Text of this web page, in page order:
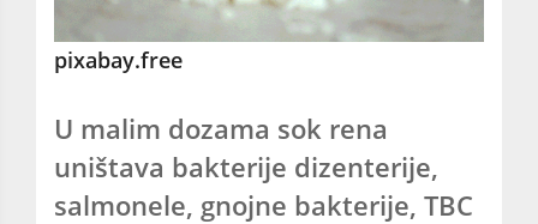
pixabay.free
U malim dozama sok rena
uništava bakterije dizenterije,
salmonele, gnojne bakterije, TBC